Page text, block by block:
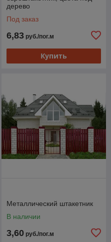
в письменном
домика
владений, станет
гостей.
отечественных
придать своему
вид!
дерево
Под заказ
6,83 руб./пог.м
Купить
Металлический штакетник
В наличии
3,60 руб./пог.м